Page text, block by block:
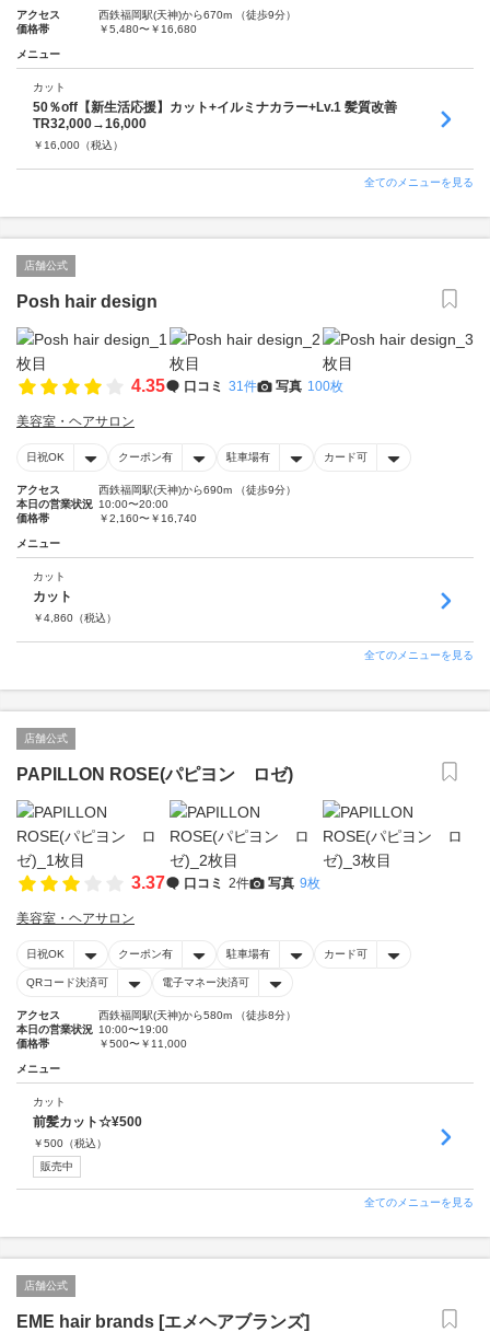
アクセス
西鉄福岡駅(天神)から670m （徒歩9分）
価格帯
￥5,480〜￥16,680
メニュー
カット
50％off【新生活応援】カット+イルミナカラー+Lv.1 髪質改善
TR32,000→16,000
￥ 16,000 （税込）
全てのメニューを見る
店舗公式
Posh hair design
4.35 口コミ 31件 写真 100枚
美容室・ヘアサロン
日祝OK クーポン有 駐車場有 カード可
アクセス
西鉄福岡駅(天神)から690m （徒歩9分）
本日の営業状況 10:00〜20:00
価格帯
￥2,160〜￥16,740
メニュー
カット
カット
￥4,860 （税込）
全てのメニューを見る
店舗公式
PAPILLON ROSE(パピヨン ロゼ)
3.37 口コミ 2件 写真 9枚
美容室・ヘアサロン
日祝OK クーポン有 駐車場有 カード可
QRコード決済可 電子マネー決済可
アクセス
西鉄福岡駅(天神)から580m （徒歩8分）
本日の営業状況 10:00〜19:00
価格帯
￥500〜￥11,000
メニュー
カット
前髪カット☆¥500
￥500 （税込）
販売中
全てのメニューを見る
店舗公式
EME hair brands [エメヘアブランズ]